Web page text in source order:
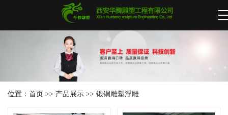
位置： 首页 >> 产品展示 >> 锻铜雕塑浮雕